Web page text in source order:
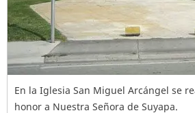
En la Iglesia San Miguel Arcángel se
honor a Nuestra Señora de Suyapa.